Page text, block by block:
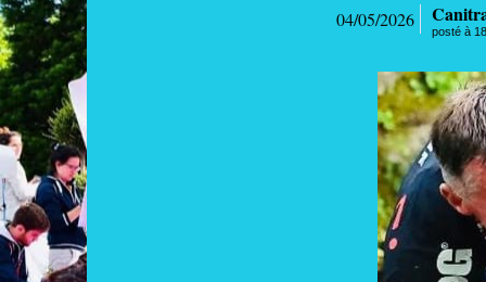
04/05/2026
posté à